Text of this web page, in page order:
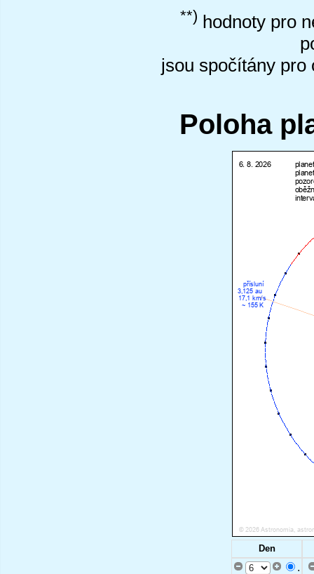
**) hodnoty pro
jsou spočítány pro
Poloha
Den
.